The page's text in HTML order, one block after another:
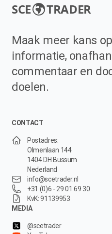
SCE TRADER
Maak meer kans
informatie,
commentaar en
doelen.
CONTACT
Postadres:
Olmenlaan 144
1404 DH Bussum
Nederland
info@scetrader.nl
+31 (0)6 - 29 01 69 30
KvK: 91139953
MEDIA
@scetrader